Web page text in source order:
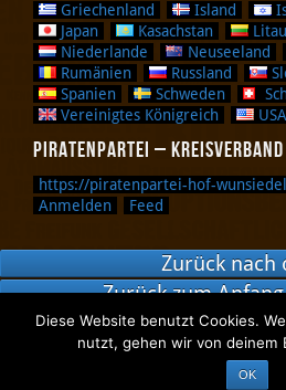
Griechenland
Island
Japan
Kasachstan
Niederlande
Neuseeland
Rumänien
Russland
Spanien
Schweden
Vereinigtes Königreich
USA
Piratenpartei –
https://piratenpartei-hof-
Anmelden
Feed
Zurück nach
Zurück zum
Diese Website benutzt Cookies.
nutzt, gehen wir von deinem
OK
Piraten in Oberfranken